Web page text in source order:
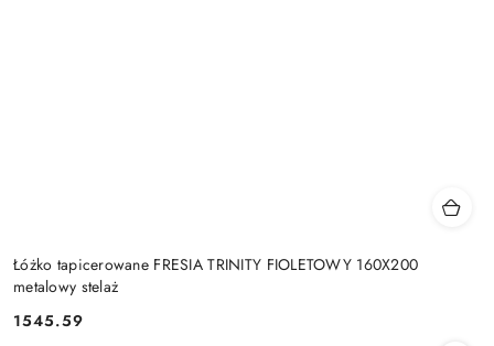
Łóżko tapicerowane FRESIA TRINITY FIOLETOWY 160X200
metalowy stelaż
Cena:
1545.59